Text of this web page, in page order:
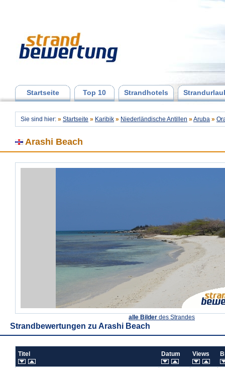
Startseite Top 10 Strandhotels
Sie sind hier: » Startseite » Karibik » Niederländische Antillen » Aruba »
Arashi Beach
alle Bilder des Strandes
Strandbewertungen zu Arashi Beach
Titel Datum Views